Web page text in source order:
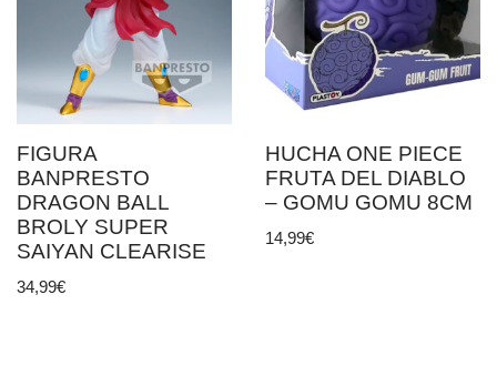
FIGURA
BANPRESTO
DRAGON BALL
BROLY SUPER
SAIYAN CLEARISE
34,99€
HUCHA ONE PIECE
FRUTA DEL DIABLO
– GOMU GOMU 8CM
14,99€